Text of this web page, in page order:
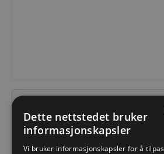
Dette nettstedet bruker
informasjonskapsler
Vi bruker informasjonskapsler for å